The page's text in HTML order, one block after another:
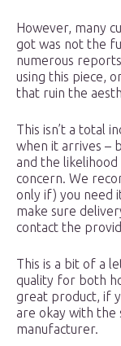
However, many
got was not the
numerous
using this piece,
that ruin the
This isn’t a total
when it arrives –
and the
concern. We
only if) you need
make sure
contact the
This is a bit of a
quality for both
great product, if
are okay with the
manufacturer.